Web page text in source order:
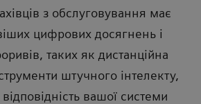
з обслуговування має
цифрових досягнень і
таких як дистанційна
штучного інтелекту,
вашої системи